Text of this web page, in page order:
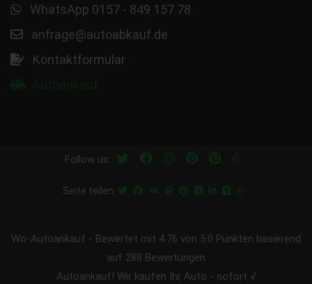
WhatsApp 0157 - 849 157 78
anfrage@autoabkauf.de
Kontaktformular
Follow us:
Seite teilen:
Wo-Autoankauf - Bewertet mit 4.76 von 5.0 Punkten basierend
auf 288 Bewertungen
Autoankauf! Wir kaufen Ihr Auto - sofort √